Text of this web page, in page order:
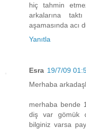
hiç tahmin
arkalarına
aşamasında acı
Yanıtla
Esra 19/7/09
Merhaba
merhaba bende
diş var gömük
bilginiz varsa